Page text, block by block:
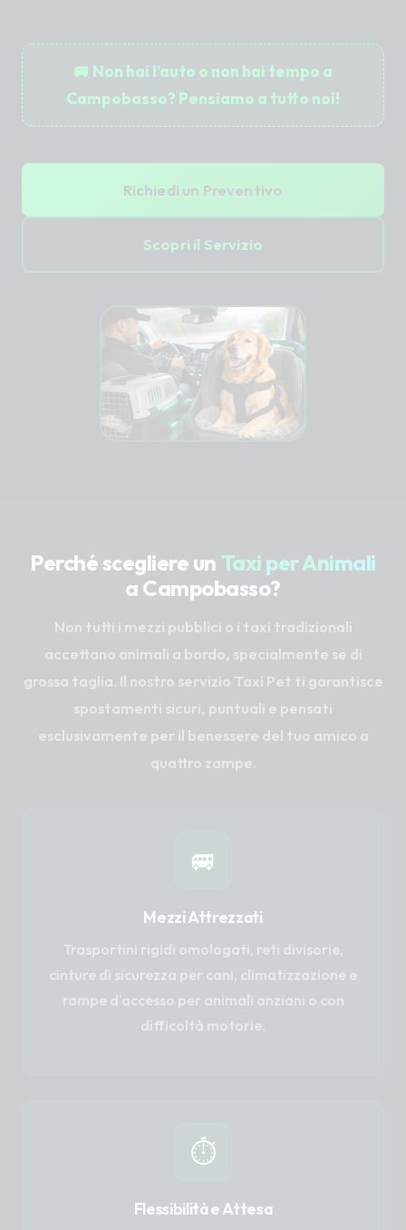
🚐 Non hai l'auto o non hai tempo a
Campobasso? Pensiamo a tutto noi!
Richiedi un Preventivo
Scopri il Servizio
Perché scegliere un Taxi per Animali
a Campobasso?
Non tutti i mezzi pubblici o i taxi tradizionali
accettano animali a bordo, specialmente se di
grossa taglia. Il nostro servizio Taxi Pet ti garantisce
spostamenti sicuri, puntuali e pensati
esclusivamente per il benessere del tuo amico a
quattro zampe.
🚐
Mezzi Attrezzati
Trasportini rigidi omologati, reti divisorie,
cinture di sicurezza per cani, climatizzazione e
rampe d'accesso per animali anziani o con
difficoltà motorie.
⏱️
Flessibilità e Attesa